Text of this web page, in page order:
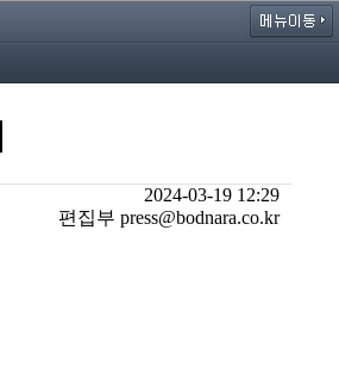
2024-03-19 12:29
편집부 press@bodnara.co.kr